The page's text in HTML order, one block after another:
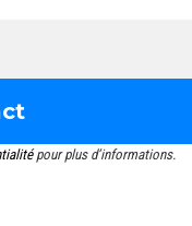
pour plus d’informations.